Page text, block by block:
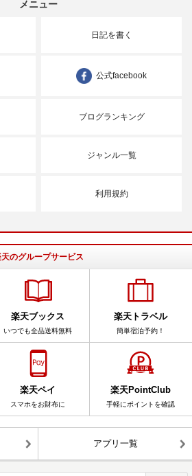
メニュー
日記を書く
公式facebook
ブログランキング
ジャンル一覧
利用規約
のグループサービス
楽天ブックス
いつでも全品送料無料
楽天トラベル
簡単宿泊予約！
楽天ペイ
スマホをお財布に
楽天PointClub
手軽にポイントを確認
アプリ一覧